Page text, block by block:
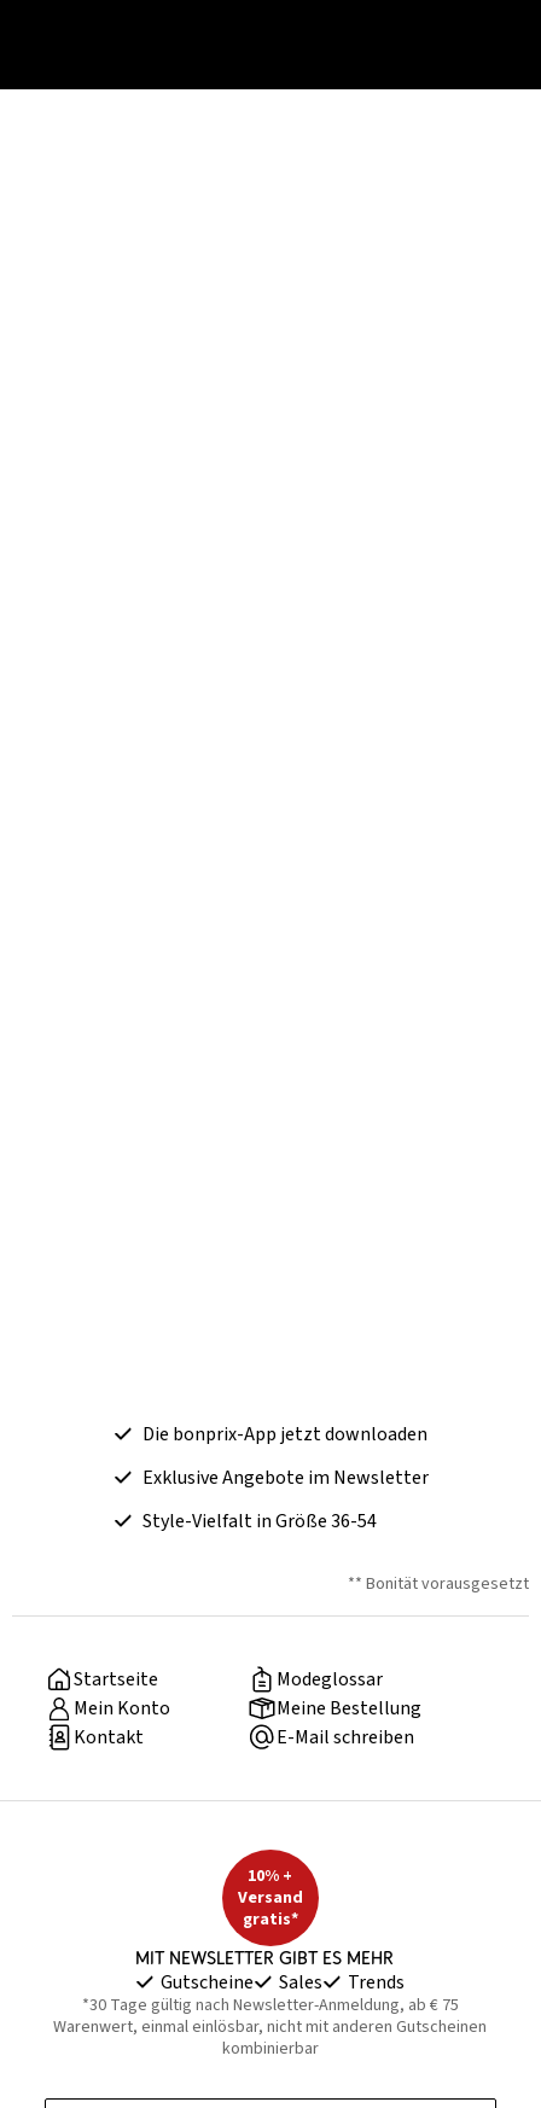
Die bonprix-App jetzt downloaden
Exklusive Angebote im Newsletter
Style-Vielfalt in Größe 36-54
** Bonität vorausgesetzt
Startseite
Modeglossar
Mein Konto
Meine Bestellung
Kontakt
E-Mail schreiben
10% +
Versand
gratis*
Mit Newsletter gibt es mehr
Gutscheine Sales Trends
*30 Tage gültig nach Newsletter-Anmeldung, ab € 75
Warenwert, einmal einlösbar, nicht mit anderen Gutscheinen
kombinierbar